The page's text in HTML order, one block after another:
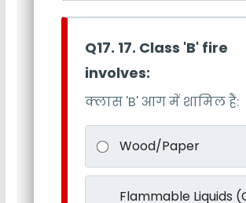
Q17. 17. Class 'B' fire
involves:
क्लास 'B' आग में शामिल हैं:
Wood/Paper
Flammable Liquids